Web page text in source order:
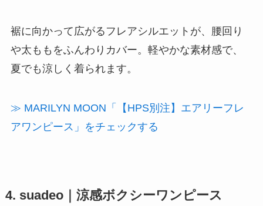
裾に向かって広がるフレアシルエットが、腰回り
や太ももをふんわりカバー。軽やかな素材感で、
夏でも涼しく着られます。
≫ MARILYN MOON「【HPS別注】エアリーフレ
アワンピース」をチェックする
4. suadeo｜涼感ボクシーワンピース